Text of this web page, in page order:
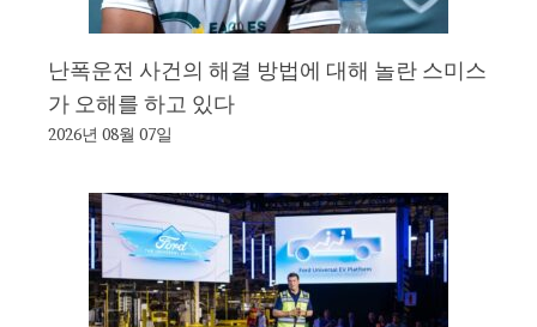
난폭운전 사건의 해결 방법에 대해 놀란 스미스
가 오해를 하고 있다
2026년 08월 07일